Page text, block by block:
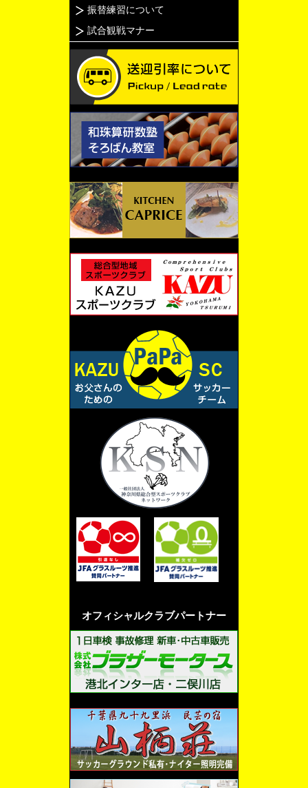
振替練習について
試合観戦マナー
オフィシャルクラブパートナー